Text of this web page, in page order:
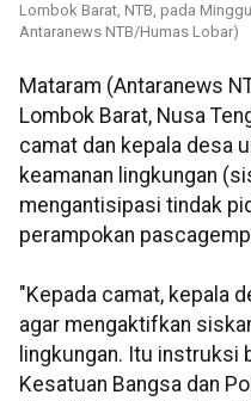
Lombok Barat, NTB, pada
Antaranews NTB/Humas Lobar)
Mataram (Antaranews
Lombok Barat, Nusa
camat dan kepala desa
keamanan lingkungan
mengantisipasi tindak
perampokan
"Kepada camat, kepala
agar mengaktifkan
lingkungan. Itu instruksi
Kesatuan Bangsa dan